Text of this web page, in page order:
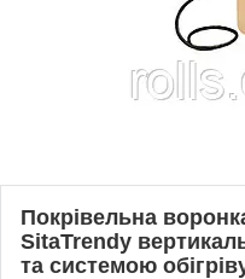
Покрівельна
SitaTrendy
та системою